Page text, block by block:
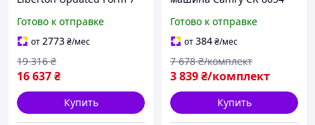
инверторная с 12
программами для стирки
и CH2_99K
Готово к отправке
от2773₴/мес
16 637₴
19 316 ₴
Купить
отжимом и нагрузкой
вещей до 3кг Мини
стиральная машинка 400
Вт
Готово к отправке
от384₴/мес
3 839₴/комплект
7 678 ₴/комплект
Купить